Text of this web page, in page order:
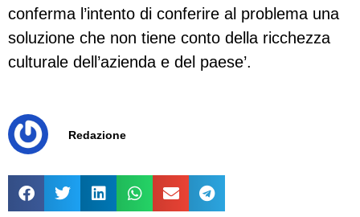
conferma l’intento di conferire al problema una
soluzione che non tiene conto della ricchezza
culturale dell’azienda e del paese’.
Redazione